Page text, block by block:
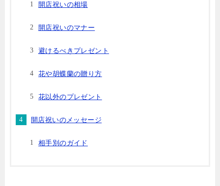
開店祝いの相場
開店祝いのマナー
避けるべきプレゼント
花や胡蝶蘭の贈り方
花以外のプレゼント
開店祝いのメッセージ
相手別のガイド